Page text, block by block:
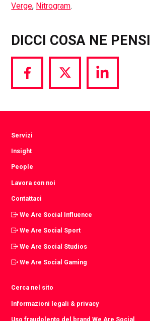
Verge, Nitrogram.
DICCI COSA NE PENSI
Share
via
Share
via
Share
via
Servizi
Insight
People
Lavora con noi
Contattaci
We Are Social Influence
We Are Social Sport
We Are Social Studios
We Are Social Gaming
Cerca nel sito
Informazioni legali & privacy
Uso fraudolento del brand We Are Social